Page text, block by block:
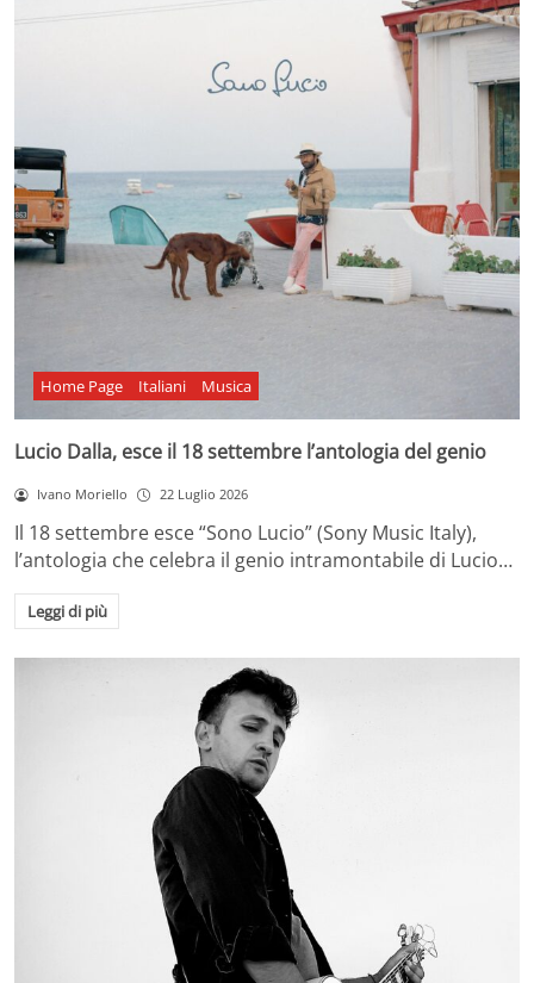
Home Page Italiani Musica
Lucio Dalla, esce il 18 settembre l’antologia del genio
Ivano Moriello 22 Luglio 2026
Il 18 settembre esce “Sono Lucio” (Sony Music Italy),
l’antologia che celebra il genio intramontabile di Lucio…
Leggi di più